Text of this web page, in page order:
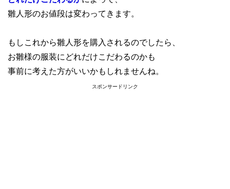
雛人形のお値段は変わってきます。
もしこれから雛人形を購入されるのでしたら、
お雛様の服装にどれだけこだわるのかも
事前に考えた方がいいかもしれませんね。
スポンサードリンク